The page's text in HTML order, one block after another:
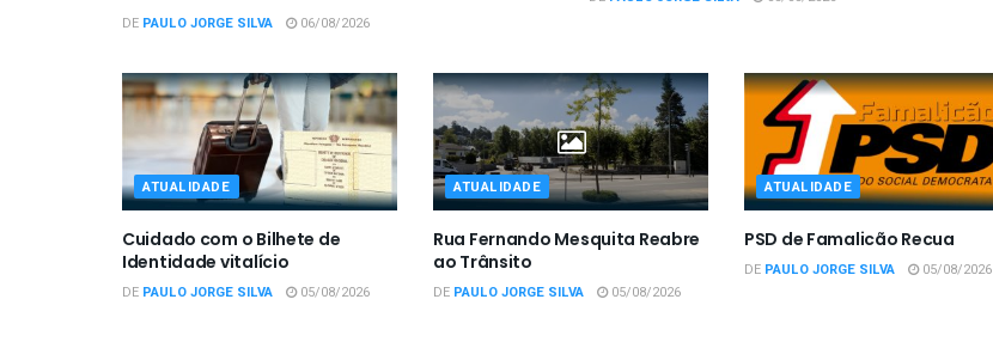
DE PAULO JORGE SILVA 06/08/2026
ATUALIDADE
Cuidado com o Bilhete de
Identidade vitalício
DE PAULO JORGE SILVA 05/08/2026
ATUALIDADE
Rua Fernando Mesquita Reabre
ao Trânsito
DE PAULO JORGE SILVA 05/08/2026
ATUALIDADE
PSD de Famalicão Recua
DE PAULO JORGE SILVA 05/08/2026